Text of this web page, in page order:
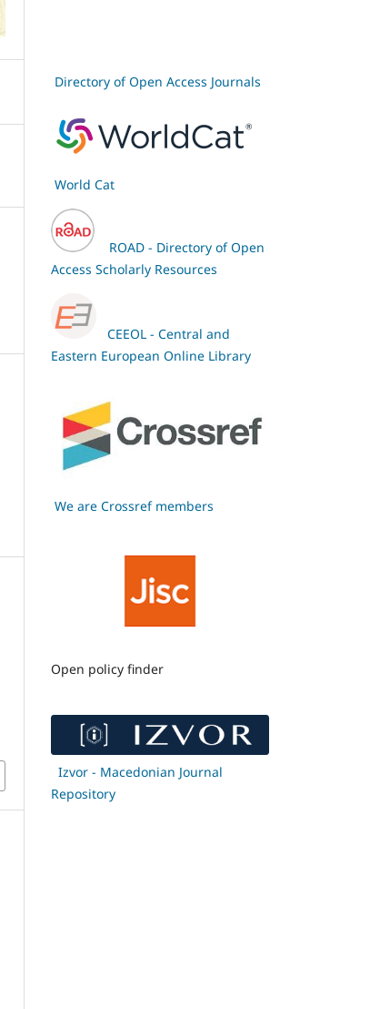
Directory of Open Access Journals
World Cat
ROAD - Directory of Open
Access Scholarly Resources
CEEOL - Central and
Eastern European Online Library
We are Crossref members
Open policy finder
Izvor - Macedonian Journal
Repository